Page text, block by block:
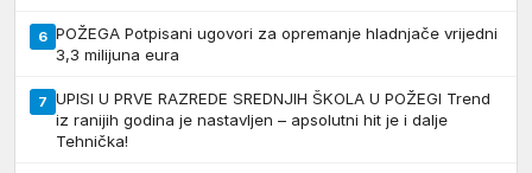
6 POŽEGA Potpisani ugovori za opremanje hladnjače vrijedni
3,3 milijuna eura
7 UPISI U PRVE RAZREDE SREDNJIH ŠKOLA U POŽEGI Trend
iz ranijih godina je nastavljen – apsolutni hit je i dalje
Tehnička!